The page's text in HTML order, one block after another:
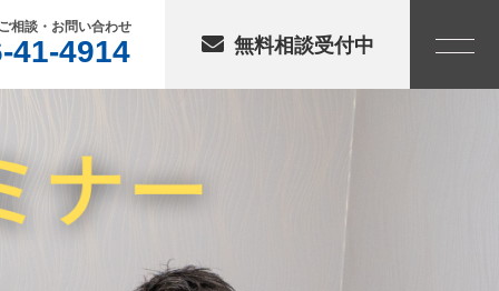
相談・お問い合わせ
41-4914 無料相談受付中